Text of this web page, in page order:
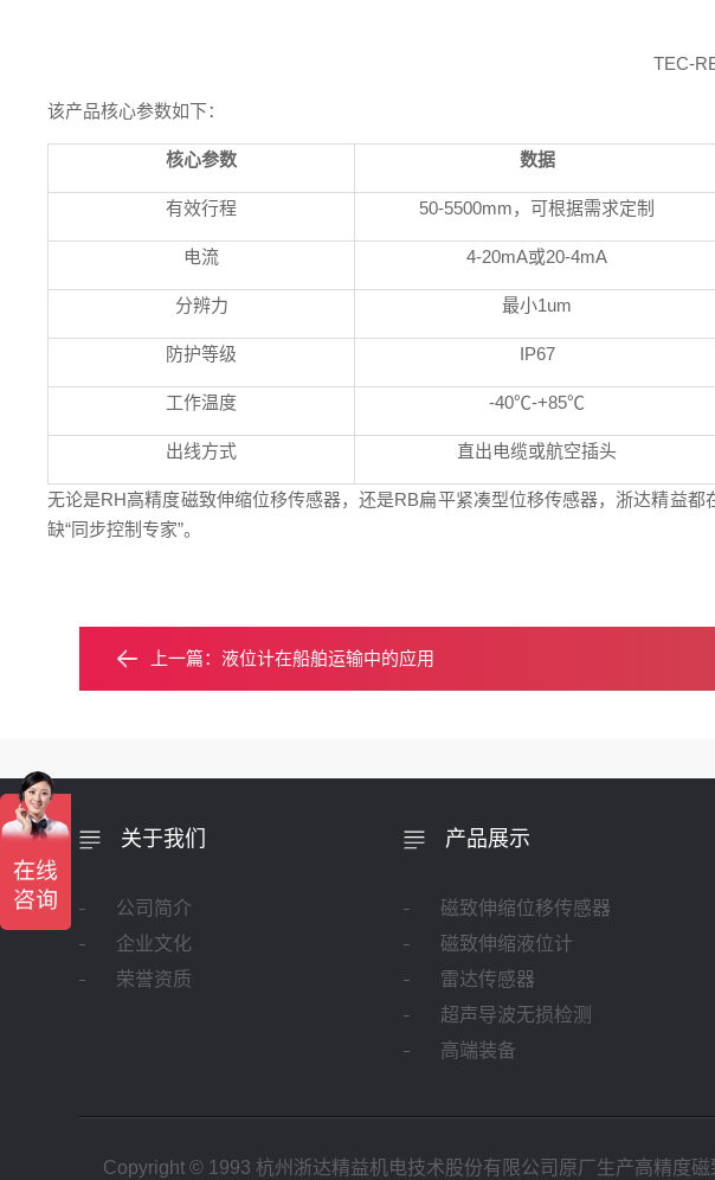
TEC-
该产品核心参数如下：
核心参数 数据
有效行程 50-5500mm，可根据需求定制
电流 4-20mA或20-4mA
分辨力 最小1um
防护等级 IP67
工作温度 -40℃-+85℃
出线方式 直出电缆或航空插头
无论是RH高精度磁致伸缩位移传感器，还是RB扁平紧凑型位移传感器，浙达精益
缺“同步控制专家”。
上一篇：液位计在船舶运输中的应用
关于我们
公司简介
企业文化
荣誉资质
产品展示
磁致伸缩位移传感器
磁致伸缩液位计
雷达传感器
超声导波无损检测
高端装备
Copyright © 1993 杭州 浙达精益机电技术股份有限公司原厂生产高精度